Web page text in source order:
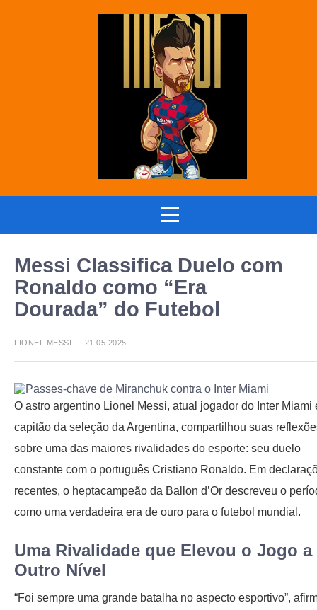
Messi Classifica Duelo com
Ronaldo como “Era
Dourada” do Futebol
LIONEL MESSI — 21.05.2025
O astro argentino Lionel Messi, atual jogador do Inter Miami
capitão da seleção da Argentina, compartilhou suas
sobre uma das maiores rivalidades do esporte: seu duelo
constante com o português Cristiano Ronaldo. Em
recentes, o heptacampeão da Ballon d’Or descreveu o
como uma verdadeira era de ouro para o futebol mundial.
Uma Rivalidade que Elevou o Jogo a
Outro Nível
“Foi sempre uma grande batalha no aspecto esportivo”,